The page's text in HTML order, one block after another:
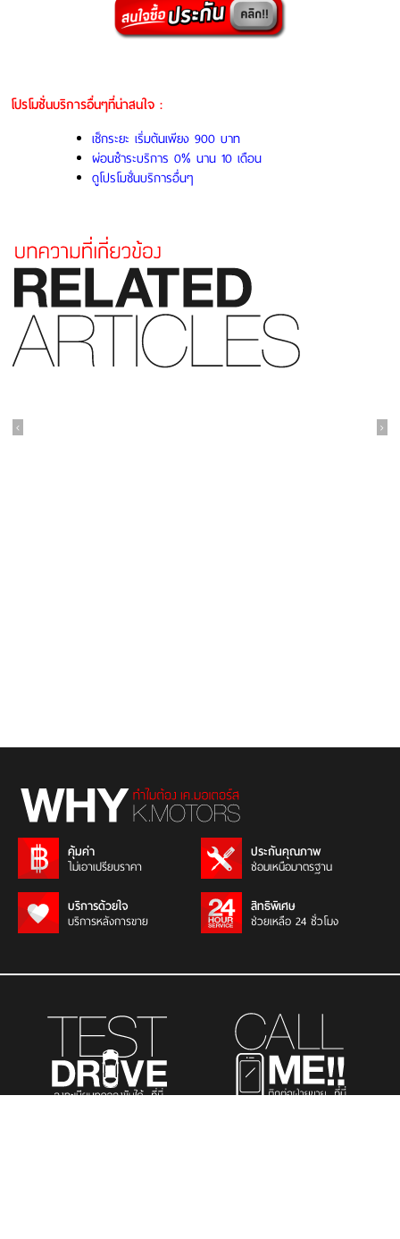
โปรโมชั่นบริการอื่นๆที่น่าสนใจ :
เช็กระยะ เริ่มต้นเพียง 900 บาท
ผ่อนชำระบริการ 0% นาน 10 เดือน
ดูโปรโมชั่นบริการอื่นๆ
คุ้มค่า
ไม่เอาเปรียบราคา
ประกันคุณภาพ
ซ่อมเหนือมาตรฐาน
บริการด้วยใจ
บริการหลังการขาย
สิทธิพิเศษ
ช่วยเหลือ 24 ชั่วโมง